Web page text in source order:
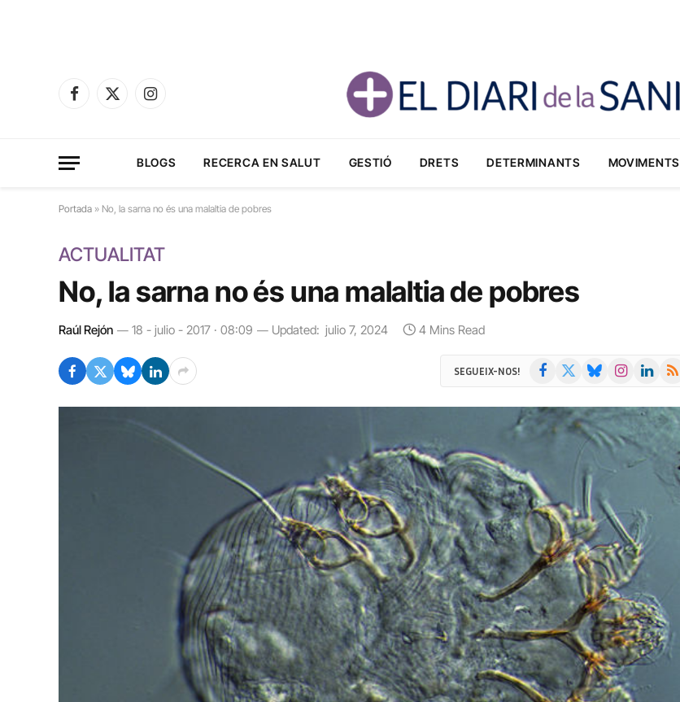
Facebook
X
Instagram
BLOGS RECERCA EN SALUT GESTIÓ DRETS DETERMINANTS MOVIMENTS
Portada » No, la sarna no és una malaltia de pobres
ACTUALITAT
No, la sarna no és una malaltia de pobres
Raúl Rejón 18 - julio - 2017 · 08:09 Updated: julio 7, 2024 4 Mins Read
SEGUEIX-NOS! Facebook BlueskyInstagramLinkedIn
RSS